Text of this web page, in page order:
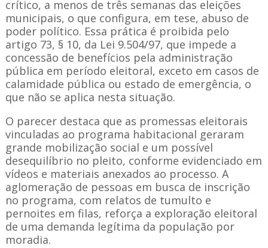
crítico, a menos de três semanas das eleições
municipais, o que configura, em tese, abuso de
poder político. Essa prática é proibida pelo
artigo 73, § 10, da Lei 9.504/97, que impede a
concessão de benefícios pela administração
pública em período eleitoral, exceto em casos de
calamidade pública ou estado de emergência, o
que não se aplica nesta situação.
O parecer destaca que as promessas eleitorais
vinculadas ao programa habitacional geraram
grande mobilização social e um possível
desequilíbrio no pleito, conforme evidenciado em
vídeos e materiais anexados ao processo. A
aglomeração de pessoas em busca de inscrição
no programa, com relatos de tumulto e
pernoites em filas, reforça a exploração eleitoral
de uma demanda legítima da população por
moradia.